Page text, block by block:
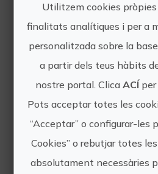
Busseja en restes
metres en aigües
majestuós S.S. Coila.
una immersió
aquest vaixell
alemany U64 fa
Utilitzem cookies
finalitats analítiques i per a
personalitzada sobre la
a partir dels teus hàbits
nostre portal. ClicaACÍ
Pots acceptar totes les
“Acceptar” o configurar-les
Cookies” o rebutjar totes
absolutament necessàries